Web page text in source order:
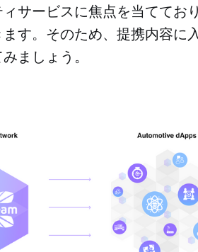
サービスに焦点を当ててお
す。そのため、提携内容に入
ましょう。